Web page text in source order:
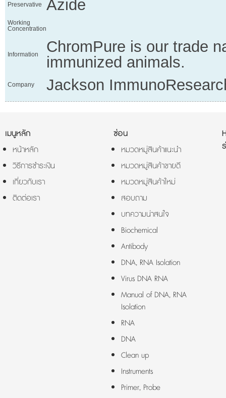
Preservative Azide
Working
Concentration
Information
ChromPure is our trade
immunized animals.
Company Jackson
เมนูหลัก
หน้าหลัก
วิธีการชำระเงิน
เกี่ยวกับเรา
ติดต่อเรา
ซ่อน
หมวดหมู่สินค้าแนะนำ
หมวดหมู่สินค้าขายดี
หมวดหมู่สินค้าใหม่
สอบถาม
บทความน่าสนใจ
Biochemical
Antibody
DNA, RNA Isolation
Virus DNA RNA
Manual of DNA, RNA
Isolation
RNA
DNA
Clean up
Instruments
Primer, Probe